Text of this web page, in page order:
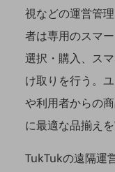
人材不足解消
業種・業態で探す
業種・業態で探すTOP
自治体
一次産業
医療・介護
視などの運営管
者は専用のスマ
選択・購入、ス
け取りを行う。
や利用者からの
に最適な品揃えを
TukTukの遠隔運